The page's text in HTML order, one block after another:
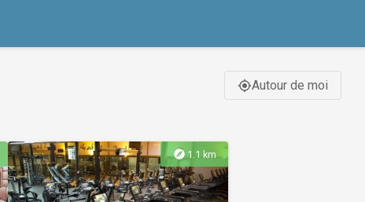
gps_fixedAutour de moi
explore 1.1 km